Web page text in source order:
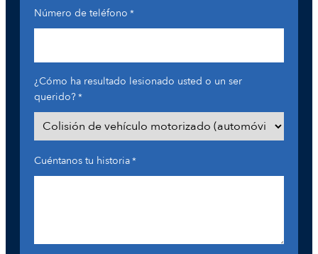
Número de teléfono *
¿Cómo ha resultado lesionado usted o un ser
querido?*
Cuéntanos tu historia*